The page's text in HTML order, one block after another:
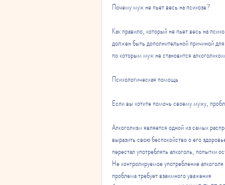
Почему муж не пьет весь на психозе?
Как правило, который не пьет весь на
должен быть дополнительной причиной
по которым муж не становится
Психологическая помощь
Если вы хотите помочь своему мужу,
Алкоголизм является одной из самых
выразить свою беспокойство о его
перестал употреблять алкоголь, попытки
Не контролируемое употребление
проблема требует взаимного уважения